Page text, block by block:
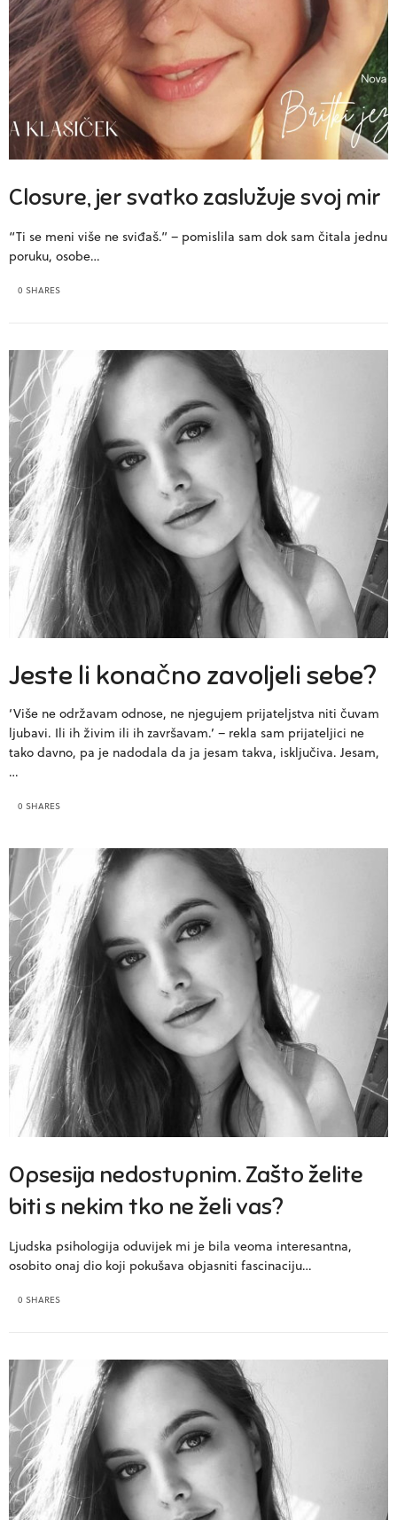
Closure, jer svatko zaslužuje svoj mir
“Ti se meni više ne sviđaš.” – pomislila sam dok sam čitala jednu
poruku, osobe…
0 SHARES
Jeste li konačno zavoljeli sebe?
‘Više ne održavam odnose, ne njegujem prijateljstva niti čuvam
ljubavi. Ili ih živim ili ih završavam.’ – rekla sam prijateljici ne
tako davno, pa je nadodala da ja jesam takva, isključiva. Jesam,
…
0 SHARES
Opsesija nedostupnim. Zašto želite
biti s nekim tko ne želi vas?
Ljudska psihologija oduvijek mi je bila veoma interesantna,
osobito onaj dio koji pokušava objasniti fascinaciju…
0 SHARES